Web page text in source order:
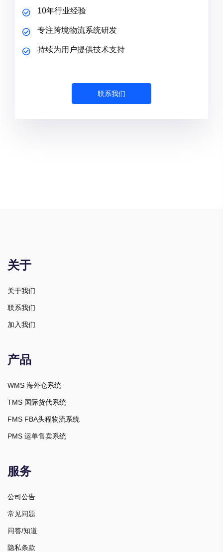
10年行业经验
专注跨境物流系统研发
持续为用户提供技术支持
联系我们
关于
关于我们
联系我们
加入我们
产品
WMS 海外仓系统
TMS 国际货代系统
FMS FBA头程物流系统
PMS 运单售卖系统
服务
公司公告
常见问题
问答/知道
隐私条款